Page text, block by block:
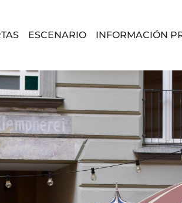
ESCENARIO INFORMACIÓN